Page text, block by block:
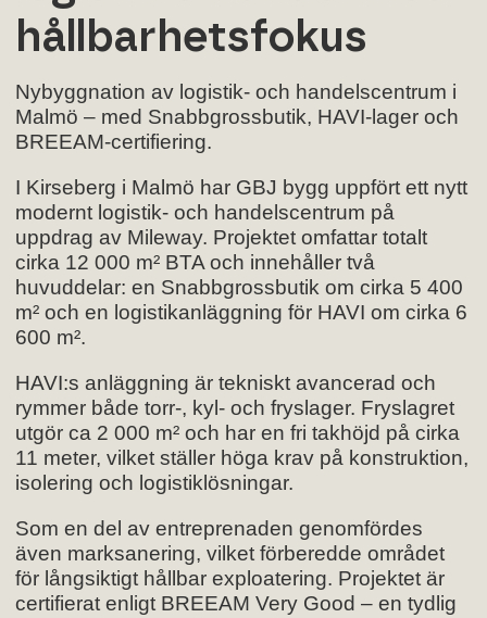
hållbarhetsfokus
Nybyggnation av logistik- och handelscentrum i
Malmö – med Snabbgrossbutik, HAVI-lager och
BREEAM-certifiering.
I Kirseberg i Malmö har GBJ bygg uppfört ett nytt
modernt logistik- och handelscentrum på
uppdrag av Mileway. Projektet omfattar totalt
cirka 12 000 m² BTA och innehåller två
huvuddelar: en Snabbgrossbutik om cirka 5 400
m² och en logistikanläggning för HAVI om cirka 6
600 m².
HAVI:s anläggning är tekniskt avancerad och
rymmer både torr-, kyl- och fryslager. Fryslagret
utgör ca 2 000 m² och har en fri takhöjd på cirka
11 meter, vilket ställer höga krav på konstruktion,
isolering och logistiklösningar.
Som en del av entreprenaden genomfördes
även marksanering, vilket förberedde området
för långsiktigt hållbar exploatering. Projektet är
certifierat enligt BREEAM Very Good – en tydlig